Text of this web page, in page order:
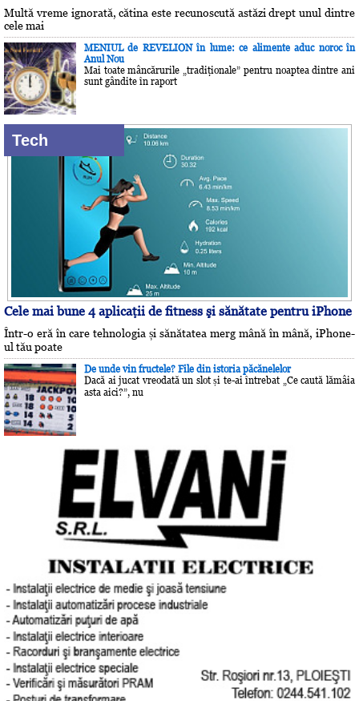
Multă vreme ignorată, cătina este recunoscută astăzi drept unul dintre
cele mai
MENIUL de REVELION în lume: ce alimente aduc noroc în
Anul Nou
Mai toate mâncărurile „tradiţionale” pentru noaptea dintre ani
sunt gândite în raport
Tech
Cele mai bune 4 aplicaţii de fitness şi sănătate pentru iPhone
Într-o eră în care tehnologia și sănătatea merg mână în mână, iPhone-
ul tău poate
De unde vin fructele? File din istoria păcănelelor
Dacă ai jucat vreodată un slot și te-ai întrebat „Ce caută lămâia
asta aici?”, nu